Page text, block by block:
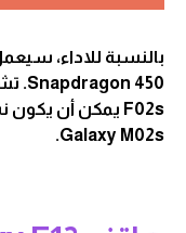
بالنسبة للاداء،
Galaxy M02s.